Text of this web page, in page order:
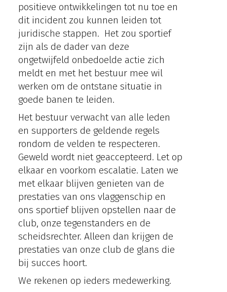
positieve ontwikkelingen tot nu toe en
dit incident zou kunnen leiden tot
juridische stappen. Het zou sportief
zijn als de dader van deze
ongetwijfeld onbedoelde actie zich
meldt en met het bestuur mee wil
werken om de ontstane situatie in
goede banen te leiden.
Het bestuur verwacht van alle leden
en supporters de geldende regels
rondom de velden te respecteren.
Geweld wordt niet geaccepteerd. Let op
elkaar en voorkom escalatie. Laten we
met elkaar blijven genieten van de
prestaties van ons vlaggenschip en
ons sportief blijven opstellen naar de
club, onze tegenstanders en de
scheidsrechter. Alleen dan krijgen de
prestaties van onze club de glans die
bij succes hoort.
We rekenen op ieders medewerking.